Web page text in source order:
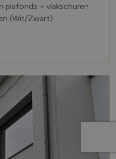
plafonds + vlakschuren
(Wit/Zwart)